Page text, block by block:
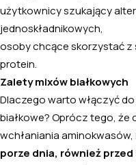
użytkownicy szukający
jednoskładnikowych,
osoby chcące skorzystać z
protein.
Zalety mixów białkowych
Dlaczego warto włączyć
białkowe? Oprócz tego,
wchłaniania aminokwasów,
porze dnia, również przed